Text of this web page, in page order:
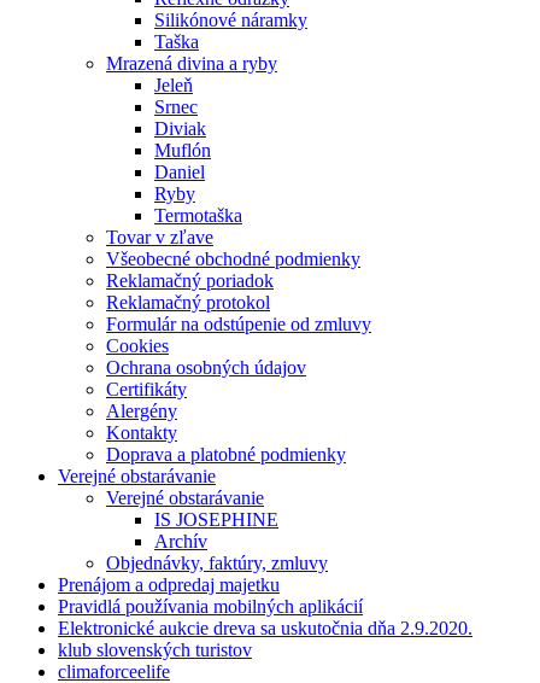
Silikónové náramky
Taška
Mrazená divina a ryby
Jeleň
Srnec
Diviak
Muflón
Daniel
Ryby
Termotaška
Tovar v zľave
Všeobecné obchodné podmienky
Reklamačný poriadok
Reklamačný protokol
Formulár na odstúpenie od zmluvy
Cookies
Ochrana osobných údajov
Certifikáty
Alergény
Kontakty
Doprava a platobné podmienky
Verejné obstarávanie
Verejné obstarávanie
IS JOSEPHINE
Archív
Objednávky, faktúry, zmluvy
Prenájom a odpredaj majetku
Pravidlá používania mobilných aplikácií
Elektronické aukcie dreva sa uskutočnia dňa 2.9.2020.
klub slovenských turistov
climaforceelife